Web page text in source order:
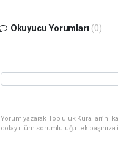
Okuyucu Yorumları (0)
Yorum yazarak Topluluk
dolaylı tüm sorumluluğu tek